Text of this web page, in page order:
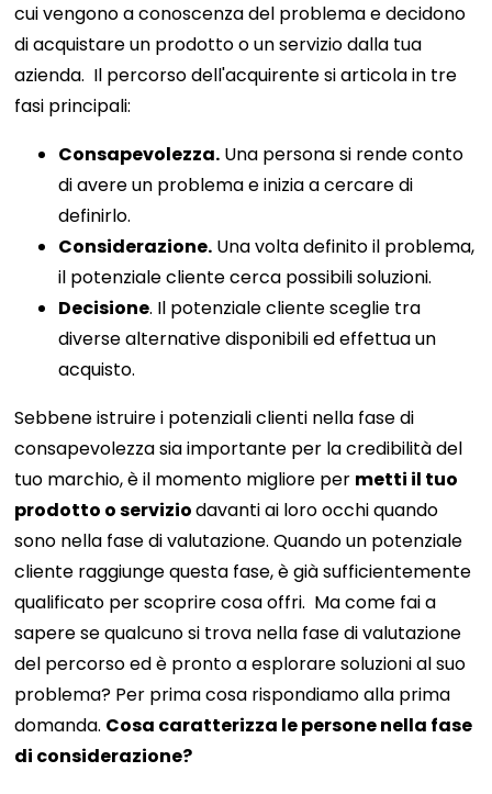
cui vengono a conoscenza del problema e decidono
di acquistare un prodotto o un servizio dalla tua
azienda. Il percorso dell'acquirente si articola in tre
fasi principali:
Consapevolezza. Una persona si rende conto
di avere un problema e inizia a cercare di
definirlo.
Considerazione. Una volta definito il problema,
il potenziale cliente cerca possibili soluzioni.
Decisione. Il potenziale cliente sceglie tra
diverse alternative disponibili ed effettua un
acquisto.
Sebbene istruire i potenziali clienti nella fase di
consapevolezza sia importante per la credibilità del
tuo marchio, è il momento migliore per metti il ​​tuo
prodotto o serviziodavanti ai loro occhi quando
sono nella fase di valutazione. Quando un potenziale
cliente raggiunge questa fase, è già sufficientemente
qualificato per scoprire cosa offri. Ma come fai a
sapere se qualcuno si trova nella fase di valutazione
del percorso ed è pronto a esplorare soluzioni al suo
problema? Per prima cosa rispondiamo alla prima
domanda. Cosa caratterizza le persone nella fase
di considerazione?